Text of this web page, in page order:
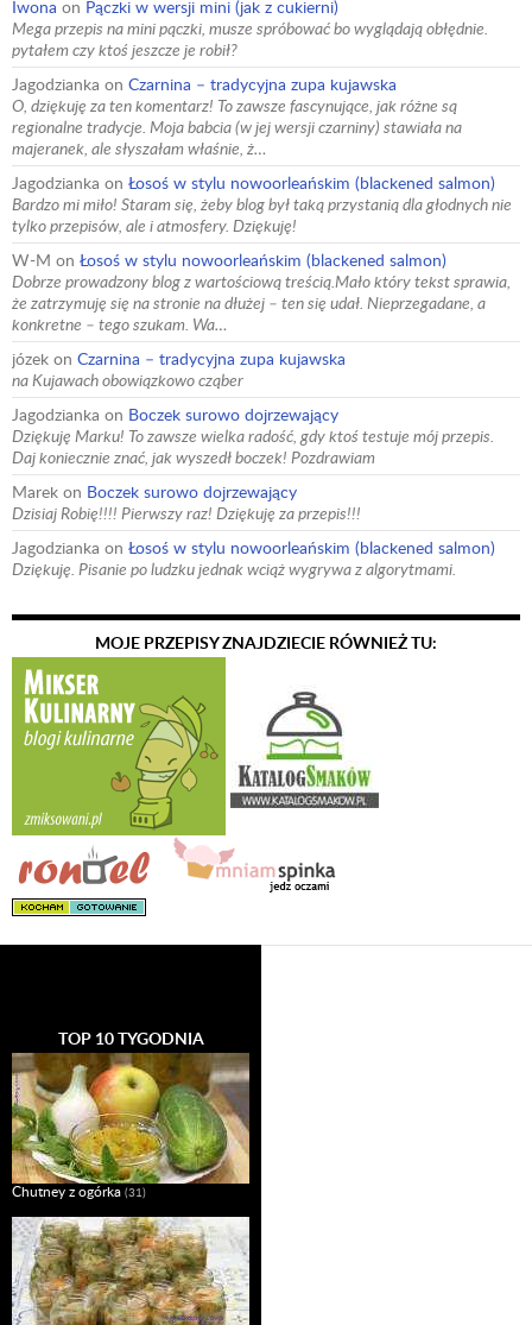
Iwona on Pączki w wersji mini (jak z cukierni)
Mega przepis na mini pączki, musze spróbować bo wyglądają obłędnie.
pytałem czy ktoś jeszcze je robił?
Jagodzianka on Czarnina – tradycyjna zupa kujawska
O, dziękuję za ten komentarz! To zawsze fascynujące, jak różne są
regionalne tradycje. Moja babcia (w jej wersji czarniny) stawiała na
majeranek, ale słyszałam właśnie, ż…
Jagodzianka on Łosoś w stylu nowoorleańskim (blackened salmon)
Bardzo mi miło! Staram się, żeby blog był taką przystanią dla głodnych nie
tylko przepisów, ale i atmosfery. Dziękuję!
W-M on Łosoś w stylu nowoorleańskim (blackened salmon)
Dobrze prowadzony blog z wartościową treścią.Mało który tekst sprawia,
że zatrzymuję się na stronie na dłużej – ten się udał. Nieprzegadane, a
konkretne – tego szukam. Wa…
józek on Czarnina – tradycyjna zupa kujawska
na Kujawach obowiązkowo cząber
Jagodzianka on Boczek surowo dojrzewający
Dziękuję Marku! To zawsze wielka radość, gdy ktoś testuje mój przepis.
Daj koniecznie znać, jak wyszedł boczek! Pozdrawiam
Marek on Boczek surowo dojrzewający
Dzisiaj Robię!!!! Pierwszy raz! Dziękuję za przepis!!!
Jagodzianka on Łosoś w stylu nowoorleańskim (blackened salmon)
Dziękuję. Pisanie po ludzku jednak wciąż wygrywa z algorytmami.
MOJE PRZEPISY ZNAJDZIECIE RÓWNIEŻ TU:
TOP 10 TYGODNIA
Chutney z ogórka (31)